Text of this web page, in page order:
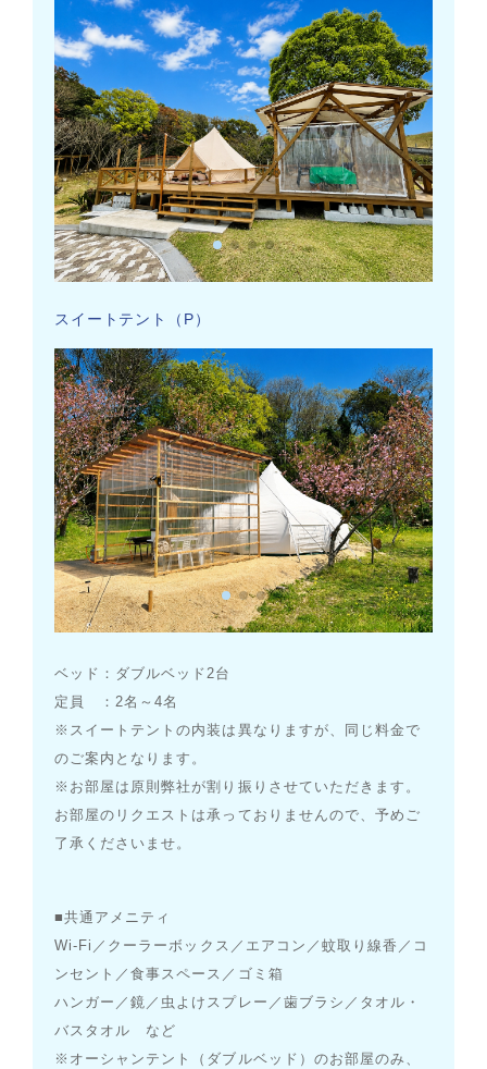
スイートテント（P）
ベッド：ダブルベッド2台
定員 ：2名～4名
※スイートテントの内装は異なりますが、同じ料金で
のご案内となります。
※お部屋は原則弊社が割り振りさせていただきます。
お部屋のリクエストは承っておりませんので、予めご
了承くださいませ。
■共通アメニティ
Wi-Fi／クーラーボックス／エアコン／蚊取り線香／コ
ンセント／食事スペース／ゴミ箱
ハンガー／鏡／虫よけスプレー／歯ブラシ／タオル・
バスタオル など
※オーシャンテント（ダブルベッド）のお部屋のみ、